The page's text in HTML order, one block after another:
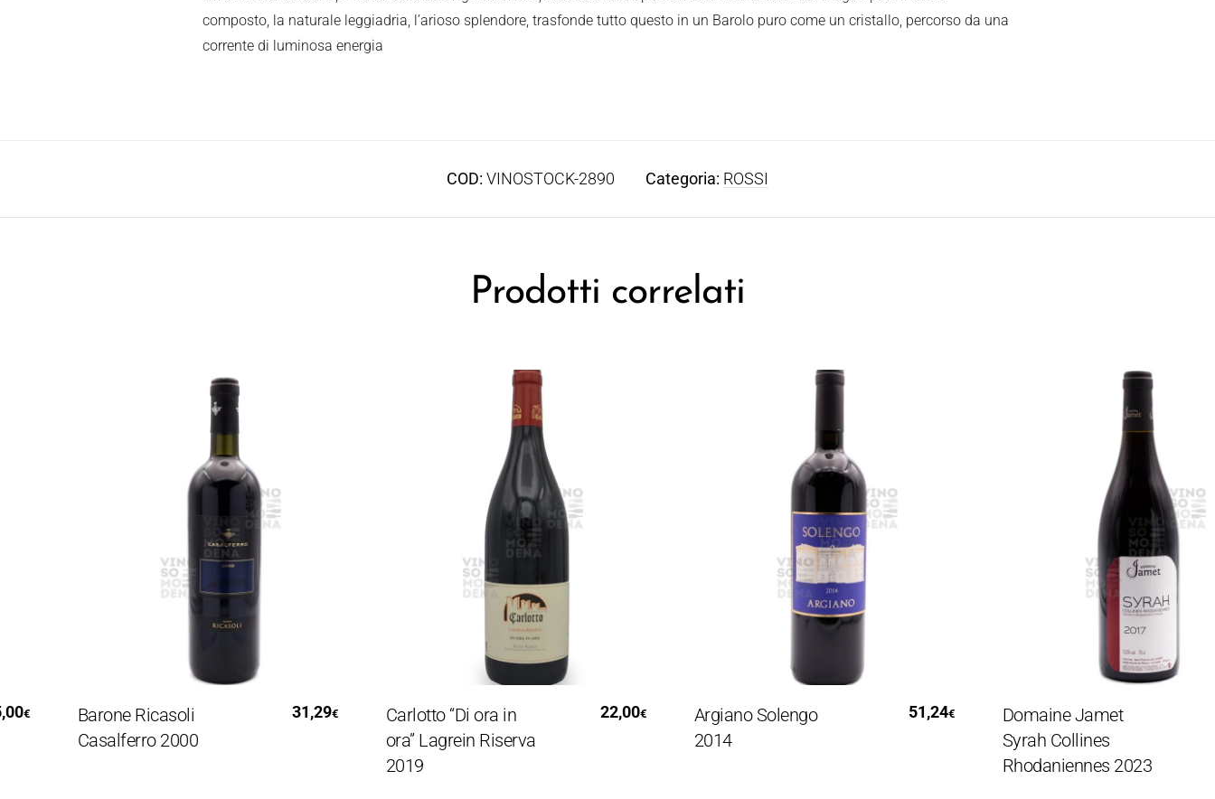
composto, la naturale leggiadria, l’arioso splendore, trasfonde tutto questo in un Barolo puro come un cristallo, percorso da una
corrente di luminosa energia
COD: VINOSTOCK-2890 Categoria: ROSSI
Prodotti correlati
Carlotto “Di ora in
ora” Lagrein Riserva
2019
22,00€
Argiano Solengo
2014
51,24€
Domaine Jamet
Syrah Collines
Rhodaniennes 2023
Barone Ricasoli
Casalferro 2000
31,29€